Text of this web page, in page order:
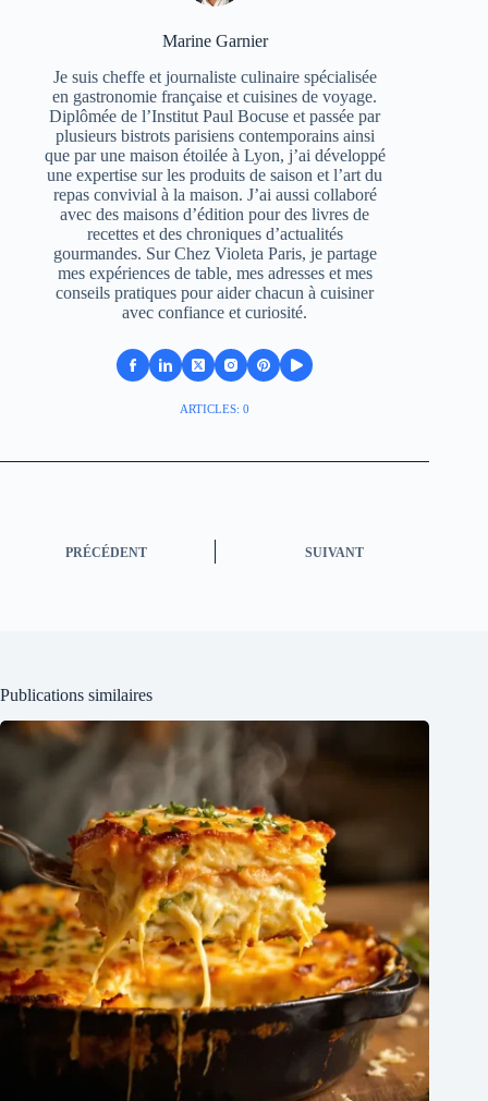
Marine Garnier
Je suis cheffe et journaliste culinaire spécialisée
en gastronomie française et cuisines de voyage.
Diplômée de l’Institut Paul Bocuse et passée par
plusieurs bistrots parisiens contemporains ainsi
que par une maison étoilée à Lyon, j’ai développé
une expertise sur les produits de saison et l’art du
repas convivial à la maison. J’ai aussi collaboré
avec des maisons d’édition pour des livres de
recettes et des chroniques d’actualités
gourmandes. Sur Chez Violeta Paris, je partage
mes expériences de table, mes adresses et mes
conseils pratiques pour aider chacun à cuisiner
avec confiance et curiosité.
ARTICLES: 0
PRÉCÉDENT SUIVANT
Publications similaires